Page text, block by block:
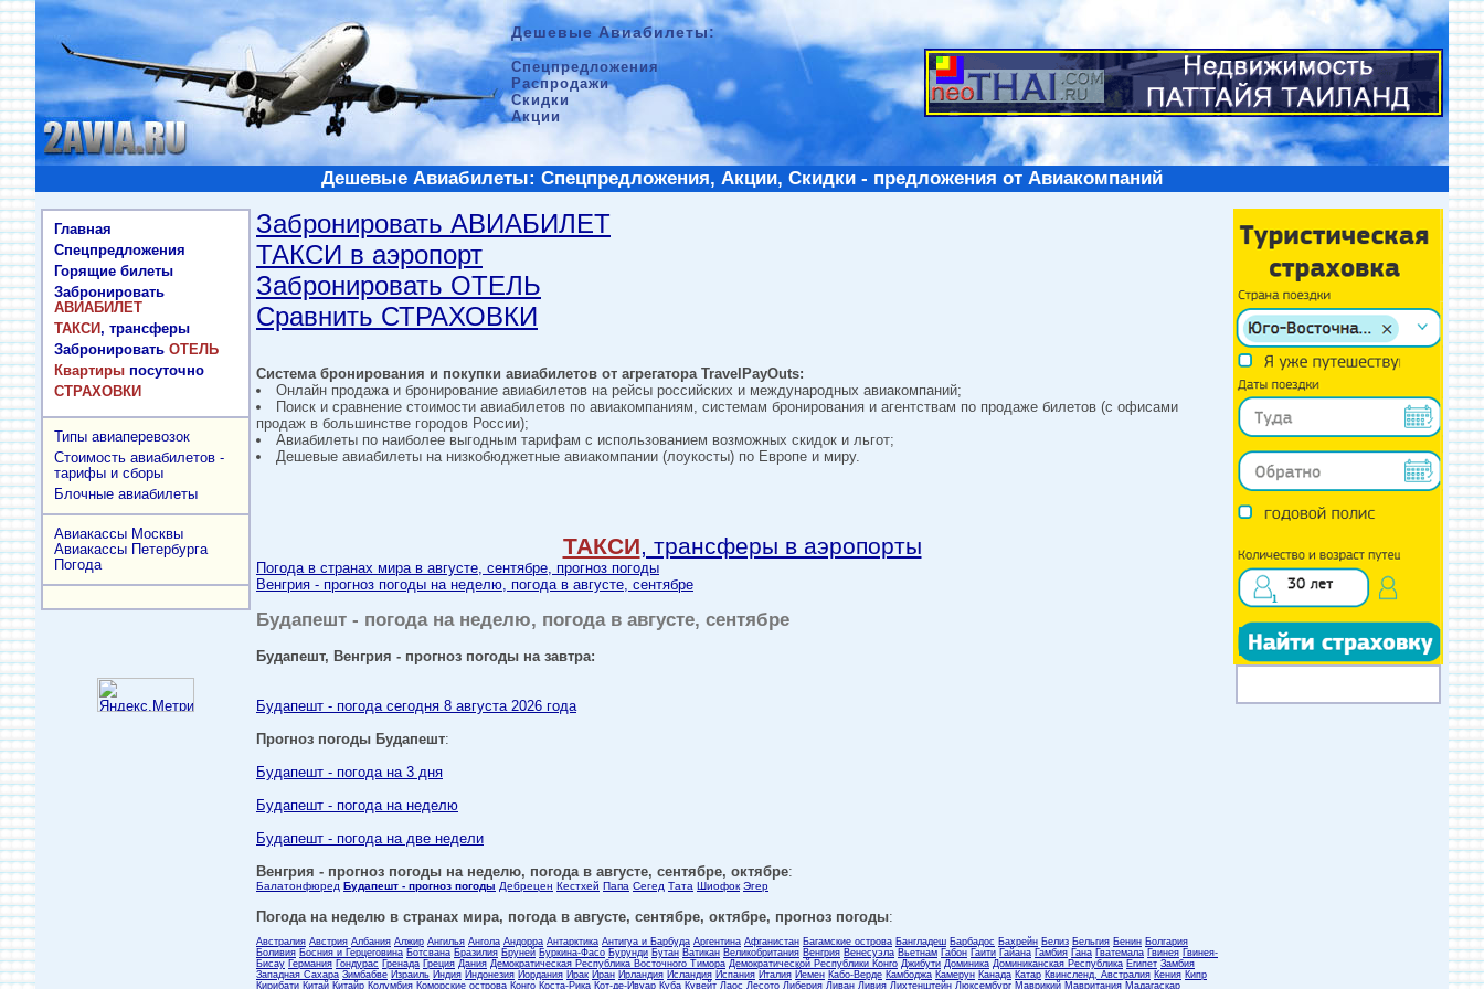
Дешевые Авиабилеты:
Спецпредложения
Распродажи
Скидки
Акции
Дешевые Авиабилеты: Спецпредложения, Акции, Скидки - предложения от Авиакомпаний
Главная
Спецпредложения
Горящие билеты
Забронировать
АВИАБИЛЕТ
ТАКСИ, трансферы
Забронировать ОТЕЛЬ
Квартиры посуточно
СТРАХОВКИ
Типы авиаперевозок
Стоимость авиабилетов -
тарифы и сборы
Блочные авиабилеты
Авиакассы Москвы
Авиакассы Петербурга
Погода
Забронировать АВИАБИЛЕТ
ТАКСИ в аэропорт
Забронировать ОТЕЛЬ
Сравнить СТРАХОВКИ
Система бронирования и покупки авиабилетов от агрегатора TravelPayOuts:
Онлайн продажа и бронирование авиабилетов на рейсы российских и международных авиакомпаний;
Поиск и сравнение стоимости авиабилетов по авиакомпаниям, системам бронирования и агентствам по продаже билетов (с офисами
продаж в большинстве городов России);
Авиабилеты по наиболее выгодным тарифам с использованием возможных скидок и льгот;
Дешевые авиабилеты на низкобюджетные авиакомпании (лоукосты) по Европе и миру.
ТАКСИ, трансферы в аэропорты
Погода в странах мира в августе, сентябре, прогноз погоды
Венгрия - прогноз погоды на неделю, погода в августе, сентябре
Будапешт - погода на неделю, погода в августе, сентябре
Будапешт, Венгрия - прогноз погоды на завтра:
Будапешт - погода сегодня 8 августа 2026 года
Прогноз погоды Будапешт:
Будапешт - погода на 3 дня
Будапешт - погода на неделю
Будапешт - погода на две недели
Венгрия - прогноз погоды на неделю, погода в августе, сентябре, октябре:
Балатонфюред Будапешт - прогноз погоды Дебрецен Кестхей Папа Сегед Тата Шиофок Эгер
Погода на неделю в странах мира, погода в августе, сентябре, октябре, прогноз погоды:
Австралия Австрия Албания Алжир Ангилья Ангола Андорра Антарктика Антигуа и Барбуда Аргентина Афганистан Багамские острова Бангладеш Барбадос Бахрейн Белиз Бельгия Бенин Болгария
Боливия Босния и Герцеговина Ботсвана Бразилия Бруней Буркина-Фасо Бурунди Бутан Ватикан Великобритания Венгрия Венесуэла Вьетнам Габон Гаити Гайана Гамбия Гана Гватемала Гвинея Гвинея-
Бисау Германия Гондурас Гренада Греция Дания Демократическая Республика Восточного Тимора Демократической Республики Конго Джибути Доминика Доминиканская Республика Египет Замбия
Западная Сахара Зимбабве Израиль Индия Индонезия Иордания Ирак Иран Ирландия Исландия Испания Италия Йемен Кабо-Верде Камбоджа Камерун Канада Катар Квинсленд, Австралия Кения Кипр
Кирибати Китай Китайр Колумбия Коморские острова Конго Коста-Рика Кот-де-Ивуар Куба Кувейт Лаос Лесото Либерия Ливан Ливия Лихтенштейн Люксембург Маврикий Мавритания Мадагаскар